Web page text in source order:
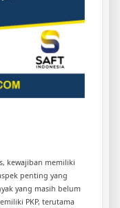
kewajiban memiliki
penting yang
yang masih belum
PKP, terutama